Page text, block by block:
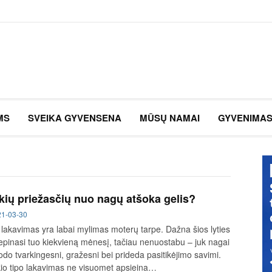
SVEIKA GYVENSENA MŪSŲ NAMAI GYVENIMAS
priežasčių nuo nagų atšoka gelis?
03-30
yra labai mylimas moterų tarpe. Dažna šios lyties
tuo kiekvieną mėnesį, tačiau nenuostabu – juk nagai
tvarkingesni, gražesni bei prideda pasitikėjimo savimi.
tipo lakavimas ne visuomet apsieina…